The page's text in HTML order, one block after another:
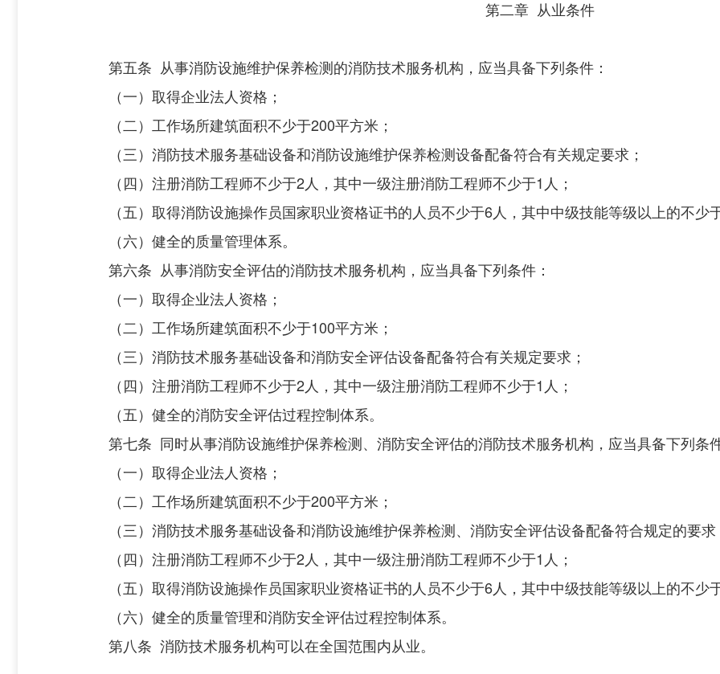
第二章 从业条件
第五条 从事消防设施维护保养检测的消防技术服务机构，应当具备下列条件：
（一）取得企业法人资格；
（二）工作场所建筑面积不少于200平方米；
（三）消防技术服务基础设备和消防设施维护保养检测设备配备符合有关规定要求；
（四）注册消防工程师不少于2人 ，其中一级注册消防工程师不少于1 人 ；
（五）取得消防设施操作员国家职业资格证书的人员不少于6人，其中中级技能等级以上的不少
（六）健全的质量管理体系。
第六条 从事消防安全评估的消防技术服务机构，应当具备下列条件：
（一）取得企业法人资格；
（二）工作场所建筑面积不少于100平方米；
（三）消防技术服务基础设备和消防安全评估设备配备符合有关规定要求；
（四）注册消防工程师不少于2人 ，其中一级注册消防工程师不少于1 人 ；
（五）健全的消防安全评估过程控制体系。
第七条 同时从事消防设施维护保养检测、消防安全评估的消防技术服务机构，应当具备下列条
（一）取得企业法人资格；
（二）工作场所建筑面积不少于200平方米；
（三）消防技术服务基础设备和消防设施维护保养检测、消防安全评估设备配备符合规定的要求
（四）注册消防工程师不少于2人 ，其中一级注册消防工程师不少于1 人 ；
（五）取得消防设施操作员国家职业资格证书的人员不少于6人，其中中级技能等级以上的不少
（六）健全的质量管理和消防安全评估过程控制体系。
第八条 消防技术服务机构可以在全国范围内从业。